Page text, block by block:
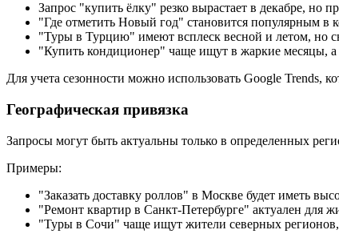
Запрос "купить ёлку" резко вырастает в декабре, но
"Где отметить Новый год" становится популярным в
"Туры в Турцию" имеют всплеск весной и летом, но
"Купить кондиционер" чаще ищут в жаркие месяцы, а
Для учета сезонности можно использовать Google Trends,
Географическая привязка
Запросы могут быть актуальны только в определенных
Примеры:
"Заказать доставку роллов" в Москве будет иметь
"Ремонт квартир в Санкт-Петербурге" актуален для
"Туры в Сочи" чаще ищут жители северных